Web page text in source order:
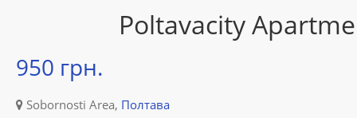
Poltavacity
950 грн.
Sobornosti Area, Полтава